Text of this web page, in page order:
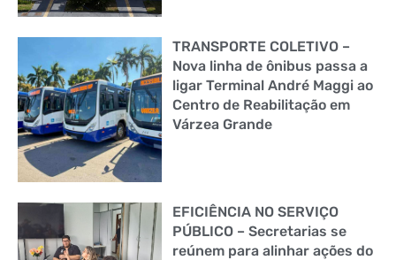
TRANSPORTE COLETIVO –
Nova linha de ônibus passa a
ligar Terminal André Maggi ao
Centro de Reabilitação em
Várzea Grande
EFICIÊNCIA NO SERVIÇO
PÚBLICO – Secretarias se
reúnem para alinhar ações do